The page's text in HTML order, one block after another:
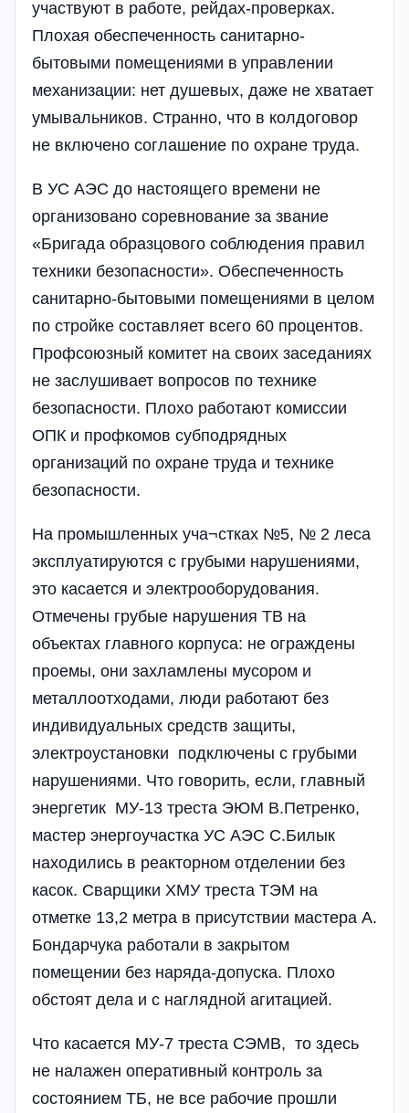
участвуют в работе, рейдах-проверках.
Плохая обеспеченность caнитарно-
бытовыми помещениями в управлении
механизации: нет душевых, даже не хватает
умывальников. Странно, что в колдоговор
не включено соглашение по охране труда.
В УС АЭС до настоящего времени не
организовано соревнование за звание
«Бригада образцового соблюдения правил
техники безопасности». Обеспеченность
санитарно-бытовыми помещениями в целом
по стройке составляет всего 60 процентов.
Профсоюзный комитет на своих заседаниях
не заслушивает вопросов по технике
безопасности. Плохо работают комиссии
ОПК и профкомов субподрядных
организаций по охране труда и технике
безопасности.
На промышленных уча¬стках №5, № 2 леса
эксплуатируются с грубыми нарушениями,
это касается и электрооборудования.
Отмечены грубые нарушения ТВ на
объектах главного корпуса: не ограждены
проемы, они захламлены мусором и
металлоотходами, люди работают без
индивидуальных средств защиты,
электроустановки подключены с грубыми
нарушениями. Что говорить, если, главный
энергетик МУ-13 треста ЭЮМ В.Петренко,
мастер энергоучастка УС АЭС С.Билык
находились в реакторном отделении без
касок. Сварщики ХМУ треста ТЭМ на
отметке 13,2 метра в присутствии мастера А.
Бондарчука работали в закрытом
помещении без наряда-допуска. Плохо
обстоят дела и с наглядной агитацией.
Что касается МУ-7 треста СЭМВ, то здесь
не налажен оперативный контроль за
состоянием ТБ, не все рабочие прошли